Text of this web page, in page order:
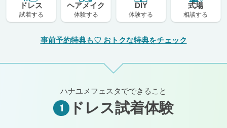
ドレス
試着する
ヘアメイク
体験する
DIY
体験する
式場
相談する
事前予約特典も♡ おトクな特典をチェック
ハナユメフェスタでできること
1 ドレス試着体験